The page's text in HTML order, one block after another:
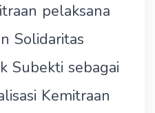
pelaksana
Solidaritas
Subekti sebagai
Kemitraan